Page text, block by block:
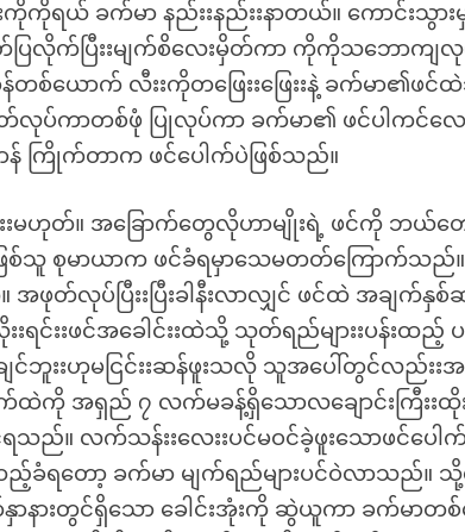
ရယ် ခက်မာ နည်းးနည်းးနာတယ်။ ကောင်းသွားမှာ
တ်ပြလိုက်ပြီးးမျက်စိလေးမှိတ်ကာ ကိုကိုသဘောကျ
စ်ယောက် လီးးကိုတဖြေးးဖြေးးနဲ့ ခက်မာ၏ဖင်ထဲသို့
တ်လုပ်ကာတစ်ဖုံ ပြုလုပ်ကာ ခက်မာ၏ ဖင်ပါကင်လေး
ာန် ကြိုက်တာက ဖင်ပေါက်ပဲဖြစ်သည်။
းမဟုတ်။ အခြောက်တွေလိုဟာမျိုးရဲ့ ဖင်ကို ဘယ်
ြစ်သူ စုမာယာက ဖင်ခံရမှာသေမတတ်ကြောက်သ
အဖုတ်လုပ်ပြီးးပြီးခါနီးလာလျှင် ဖင်ထဲ အချ
းးရင်းးဖင်အခေါင်းးထဲသို့ သုတ်ရည်များးပန်းထည့်
းးဟုမငြင်းးဆန်ဖူးသလို သူအပေါ်တွင်လည်းးအ
ကို အရှည် ၇ လက်မခန့်ရှိသောလချောင်းကြီးးထို
သည်။ လက်သန်းးလေးးပင်မဝင်ခဲ့ဖူးသောဖင်
ည့်ခံရတော့ ခက်မာ မျက်ရည်များပင်ဝဲလာသည်
က်နှာနားတွင်ရှိသော ခေါင်းအုံးကို ဆွဲယူကာ ခက်မ